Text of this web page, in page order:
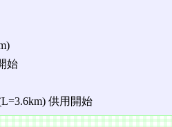
始
供用開始